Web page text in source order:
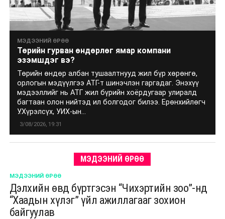
МЭДЭЭНИЙ ӨРӨӨ
Төрийн гурван өндөрлөг ямар компани
эзэмшдэг вэ?
Төрийн өндөр албан тушаалтнууд жил бүр хөрөнгө,
орлогын мэдүүлгээ АТГ-т шинэчлэн гаргадаг. Энэхүү
мэдээллийг нь АТГ жил бүрийн хоёрдугаар улиралд
багтаан олон нийтэд ил болгодог билээ. Ерөнхийлөгч
У.Хүрэлсүх, УИХ-ын...
3/08/2026, 19:31
МЭДЭЭНИЙ ӨРӨӨ
МЭДЭЭНИЙ ӨРӨӨ
Дэлхийн өвд бүртгэсэн “Чихэртийн зоо”-нд
“Хаадын хүлэг” үйл ажиллагааг зохион
байгуулав